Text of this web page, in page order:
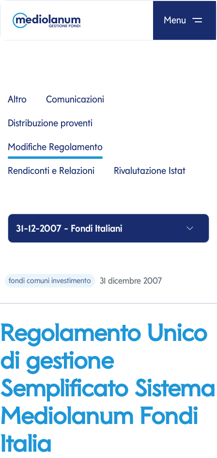
Salta al contenuto
Menu
Altro Comunicazioni
Distribuzione proventi
Modifiche Regolamento
Rendiconti e Relazioni Rivalutazione Istat
31-12-2007 - Fondi Italiani
fondi comuni investimento 31 dicembre 2007
Regolamento Unico
di gestione
Semplificato Sistema
Mediolanum Fondi
Italia